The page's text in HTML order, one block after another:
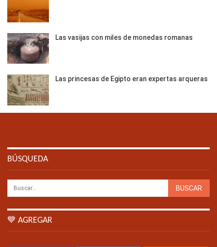
Las vasijas con miles de monedas romanas
Las princesas de Egipto eran expertas arqueras
BÚSQUEDA
💙 AGREGAR